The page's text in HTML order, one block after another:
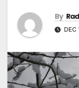
By
DEC